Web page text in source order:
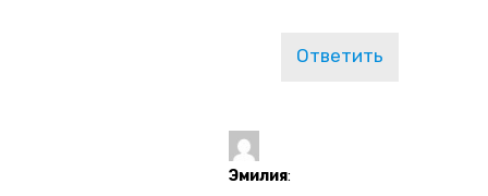
Ответить
Эмилия: